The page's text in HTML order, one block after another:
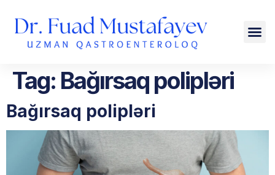
Tag: Bağırsaq polipləri
Bağırsaq polipləri